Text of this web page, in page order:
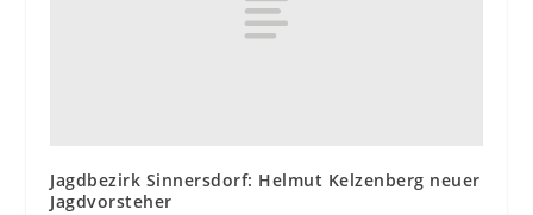
Jagdbezirk Sinnersdorf: Helmut Kelzenberg neuer
Jagdvorsteher